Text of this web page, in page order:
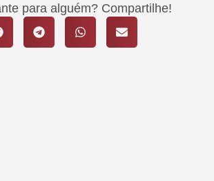
para alguém? Compartilhe!